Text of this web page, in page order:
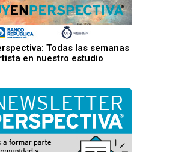
Todas las semanas
en nuestro estudio